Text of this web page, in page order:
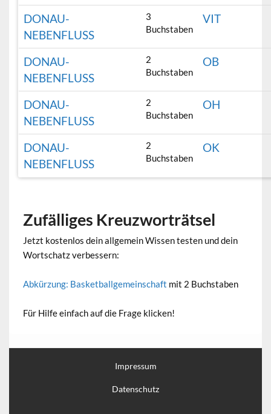
DONAU-
NEBENFLUSS
3
Buchstaben
VIT
DONAU-
NEBENFLUSS
2
Buchstaben
OB
DONAU-
NEBENFLUSS
2
Buchstaben
OH
DONAU-
NEBENFLUSS
2
Buchstaben
OK
Zufälliges Kreuzworträtsel
Jetzt kostenlos dein allgemein Wissen testen und dein
Wortschatz verbessern:
Abkürzung: Basketballgemeinschaft mit 2 Buchstaben
Für Hilfe einfach auf die Frage klicken!
Impressum
Datenschutz